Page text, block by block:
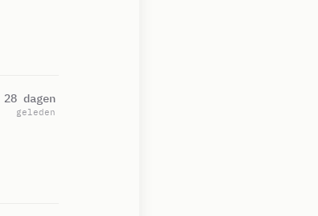
28 dagen
geleden